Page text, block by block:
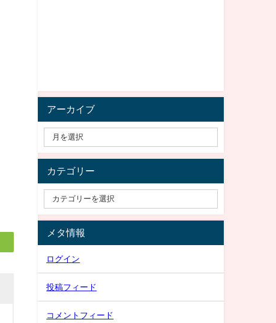
アーカイブ
カテゴリー
メタ情報
ログイン
投稿フィード
コメントフィード